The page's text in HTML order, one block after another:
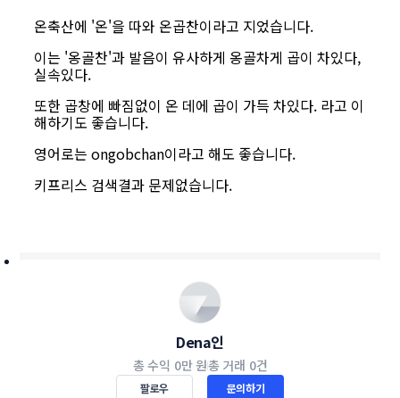
온축산에 '온'을 따와 온곱찬이라고 지었습니다.
이는 '옹골찬'과 발음이 유사하게 옹골차게 곱이 차있다,
실속있다.
또한 곱창에 빠짐없이 온 데에 곱이 가득 차있다. 라고 이
해하기도 좋습니다.
영어로는 ongobchan이라고 해도 좋습니다.
키프리스 검색결과 문제없습니다.
Dena인
총 수익 0만 원총 거래 0건
팔로우 문의하기